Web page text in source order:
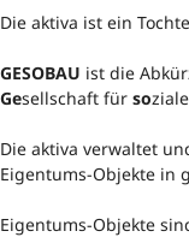
Die aktiva ist ein
GESOBAU ist die
Gesellschaft für so
Die aktiva verwaltet
Eigentums-Objekte in
Eigentums-Objekte